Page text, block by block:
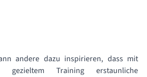
andere dazu inspirieren, dass mit
gezieltem Training erstaunliche